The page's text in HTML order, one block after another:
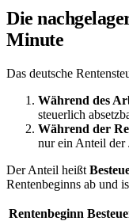
Die
Minute
Das deutsche
Während des
steuerlich
Während der
nur ein Anteil der
Der Anteil heißt
Rentenbeginns ab und
Rentenbeginn